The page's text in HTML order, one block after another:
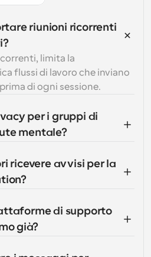
riunioni ricorrenti
limita la
flussi di lavoro che inviano
di ogni sessione.
per i gruppi di
mentale?
ricevere avvisi per la
di supporto
già?